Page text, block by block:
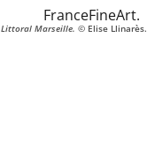
Littoral Marseille. © Elise Llinarès.